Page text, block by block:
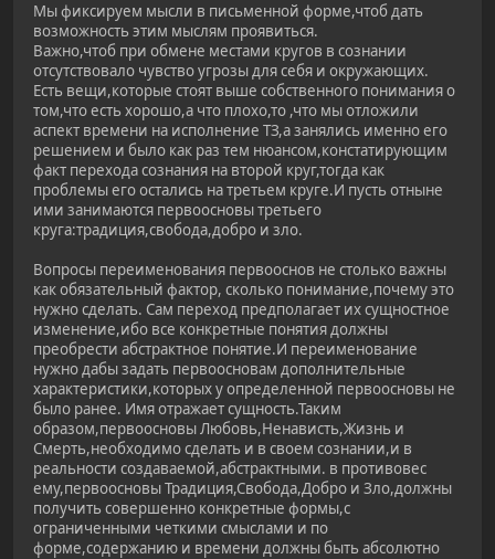
Мы фиксируем мысли в письменной форме,чтоб дать
возможность этим мыслям проявиться.
Важно,чтоб при обмене местами кругов в сознании
отсутствовало чувство угрозы для себя и окружающих.
Есть вещи,которые стоят выше собственного понимания о
том,что есть хорошо,а что плохо,то ,что мы отложили
аспект времени на исполнение ТЗ,а занялись именно его
решением и было как раз тем нюансом,констатирующим
факт перехода сознания на второй круг,тогда как
проблемы его остались на третьем круге.И пусть отныне
ими занимаются первоосновы третьего
круга:традиция,свобода,добро и зло.
Вопросы переименования первооснов не столько важны
как обязательный фактор, сколько понимание,почему это
нужно сделать. Сам переход предполагает их сущностное
изменение,ибо все конкретные понятия должны
преобрести абстрактное понятие.И переименование
нужно дабы задать первоосновам дополнительные
характеристики,которых у определенной первоосновы не
было ранее. Имя отражает сущность.Таким
образом,первоосновы Любовь,Ненависть,Жизнь и
Смерть,необходимо сделать и в своем сознании,и в
реальности создаваемой,абстрактными. в противовес
ему,первоосновы Традиция,Свобода,Добро и Зло,должны
получить совершенно конкретные формы,с
ограниченными четкими смыслами и по
форме,содержанию и времени должны быть абсолютно